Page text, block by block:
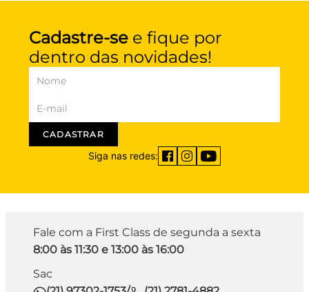
Cadastre-se e fique por
dentro das novidades!
CADASTRAR
Siga nas redes:
Fale com a First Class de segunda a sexta
8:00 às 11:30 e 13:00 às 16:00
Sac